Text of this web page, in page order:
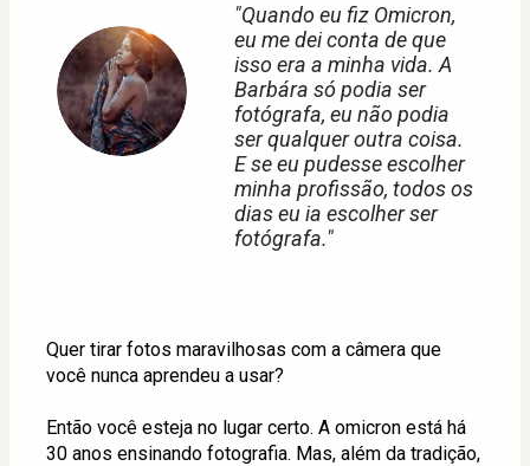
"Quando eu fiz Omicron,
eu me dei conta de que
isso era a minha vida. A
Barbára só podia ser
fotógrafa, eu não podia
ser qualquer outra coisa.
E se eu pudesse escolher
minha profissão, todos os
dias eu ia escolher ser
fotógrafa."
Quer tirar fotos maravilhosas com a câmera que
você nunca aprendeu a usar?
Então você esteja no lugar certo. A omicron está há
30 anos ensinando fotografia. Mas, além da tradição,